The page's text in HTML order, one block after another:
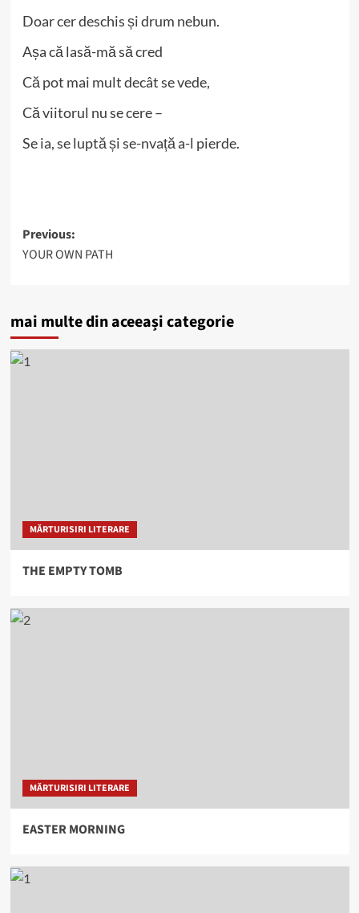
Doar cer deschis și drum nebun.
Așa că lasă-mă să cred
Că pot mai mult decât se vede,
Că viitorul nu se cere –
Se ia, se luptă și se-nvață a-l pierde.
Post
navigation
Previous:
YOUR OWN PATH
mai multe din aceeași categorie
MĂRTURISIRI LITERARE
THE EMPTY TOMB
MĂRTURISIRI LITERARE
EASTER MORNING